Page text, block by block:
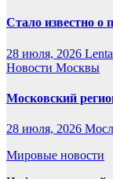
Стало известно о
28 июля, 2026
Новости Москвы
Московский
28 июля, 2026
Мировые новости